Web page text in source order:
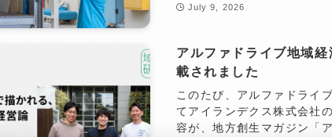
July 9, 2026
アルファドライブ地域
載されました
このたび、アルファドライ
てアイランデクス株式会社
容が、地方創生マガジン「